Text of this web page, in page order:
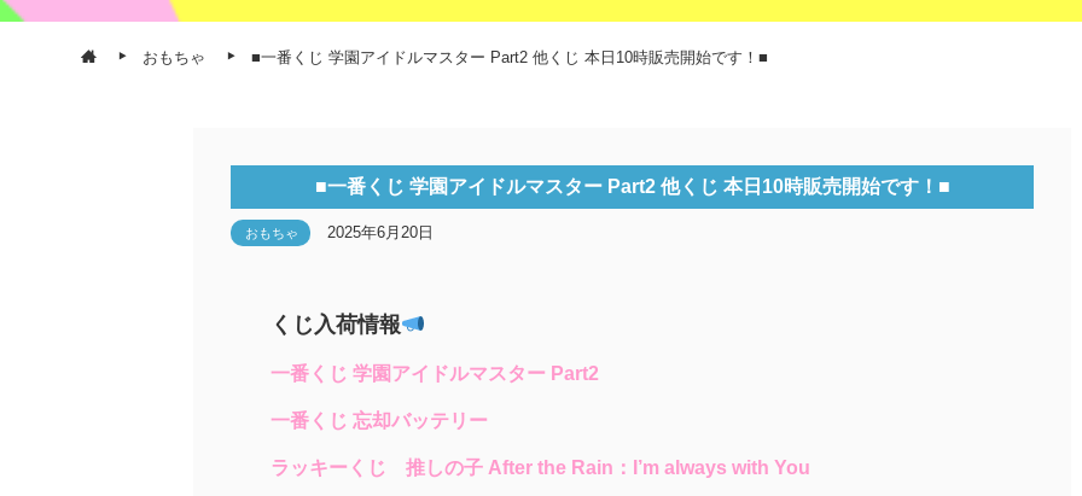
おもちゃ ■一番くじ 学園アイドルマスター Part2 他くじ 本日10時販売開始です！■
■一番くじ 学園アイドルマスター Part2 他くじ 本日10時販売開始です！■
おもちゃ 2025年6月20日
くじ入荷情報
一番くじ 学園アイドルマスター Part2
一番くじ 忘却バッテリー
ラッキーくじ 推しの子 After the Rain：I’m always with You